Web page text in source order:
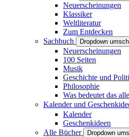
Neuerscheinungen
Klassiker
Weltliteratur
Zum Entdecken
Sachbuch
Dropdown
Neuerscheinungen
100 Seiten
Musik
Geschichte und
Philosophie
Was bedeutet das
Kalender und
Kalender
Geschenkideen
Alle Bücher
Dropdown